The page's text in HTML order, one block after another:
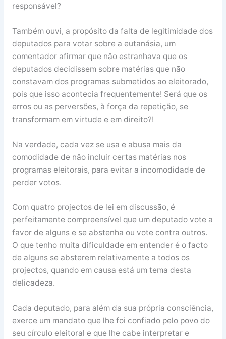
responsável?
Também ouvi, a propósito da falta de legitimidade dos
deputados para votar sobre a eutanásia, um
comentador afirmar que não estranhava que os
deputados decidissem sobre matérias que não
constavam dos programas submetidos ao eleitorado,
pois que isso acontecia frequentemente! Será que os
erros ou as perversões, à força da repetição, se
transformam em virtude e em direito?!
Na verdade, cada vez se usa e abusa mais da
comodidade de não incluir certas matérias nos
programas eleitorais, para evitar a incomodidade de
perder votos.
Com quatro projectos de lei em discussão, é
perfeitamente compreensível que um deputado vote a
favor de alguns e se abstenha ou vote contra outros.
O que tenho muita dificuldade em entender é o facto
de alguns se absterem relativamente a todos os
projectos, quando em causa está um tema desta
delicadeza.
Cada deputado, para além da sua própria consciência,
exerce um mandato que lhe foi confiado pelo povo do
seu círculo eleitoral e que lhe cabe interpretar e